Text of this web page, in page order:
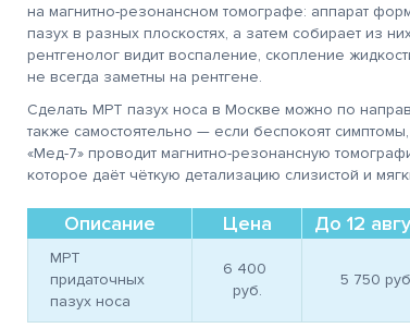
на магнитно-резонансном томографе: аппарат
пазух в разных плоскостях, а затем собирает из
рентгенолог видит воспаление, скопление
не всегда заметны на рентгене.
Сделать МРТ пазух носа в Москве можно по
также самостоятельно — если беспокоят
«Мед-7» проводит магнитно-резонансную
которое даёт чёткую детализацию слизистой и
Описание Цена До 12
МРТ
придаточных
пазух носа
руб.
5 750